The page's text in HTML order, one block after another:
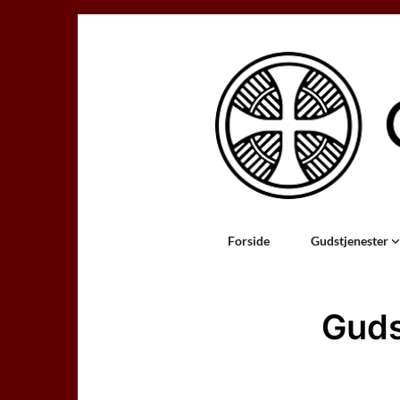
Forside Gudstjenester